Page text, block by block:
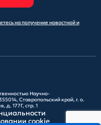
на получениеновостной и
Научно-
Ставропольский край, г. о.
д. 177Г, стр. 1
cookie